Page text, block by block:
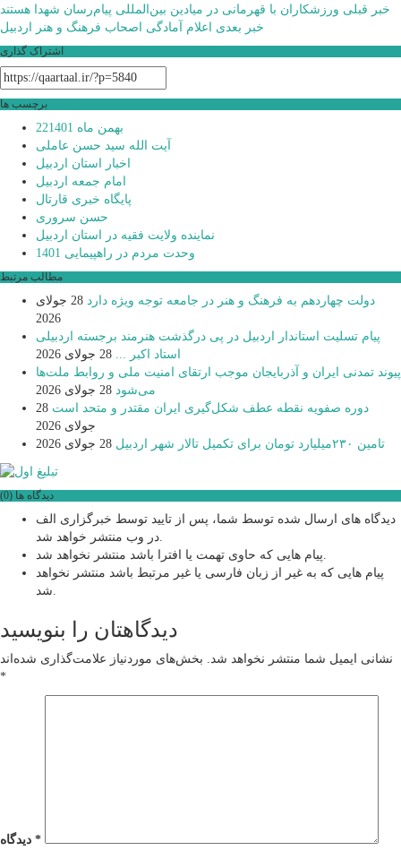
راهبری
نوشته
خبر قبلی ورزشکاران با قهرمانی در میادین بین‌المللی پیام‌رسان شهدا هستند
خبر بعدی
اعلام آمادگی اصحاب فرهنگ و هنر اردبیل
اشتراک گذاری
برچسب ها
22بهمن ماه 1401
آیت الله سید حسن عاملی
اخبار استان اردبیل
امام جمعه اردبیل
پایگاه خبری قارتال
حسن سروری
نماینده ولایت فقیه در استان اردبیل
وحدت مردم در راهپیمایی 1401
مطالب مرتبط
دولت چهاردهم به فرهنگ و هنر در جامعه توجه ویژه دارد
28 جولای
2026
پیام تسلیت استاندار اردبیل در پی درگذشت هنرمند برجسته اردبیلی
استاد اکبر ...
28 جولای 2026
پیوند تمدنی ایران و آذربایجان موجب ارتقای امنیت ملی و روابط ملت‌ها
می‌شود 28 جولای 2026
دوره صفویه نقطه عطف شکل‌گیری ایران مقتدر و متحد است 28
جولای 2026
تامین ۲۳۰میلیارد تومان برای تکمیل تالار شهر اردبیل
28 جولای 2026
دیدگاه ها (0)
دیدگاه های ارسال شده توسط شما، پس از تایید توسط خبرگزاری الف
پیام هایی که به غیر از زبان فارسی یا غیر مرتبط باشد منتشر نخواهد
دیدگاهتان را بنویسید
نشانی ایمیل شما منتشر نخواهد شد.
بخش‌های موردنیاز علامت‌گذاری شده‌اند
*
*